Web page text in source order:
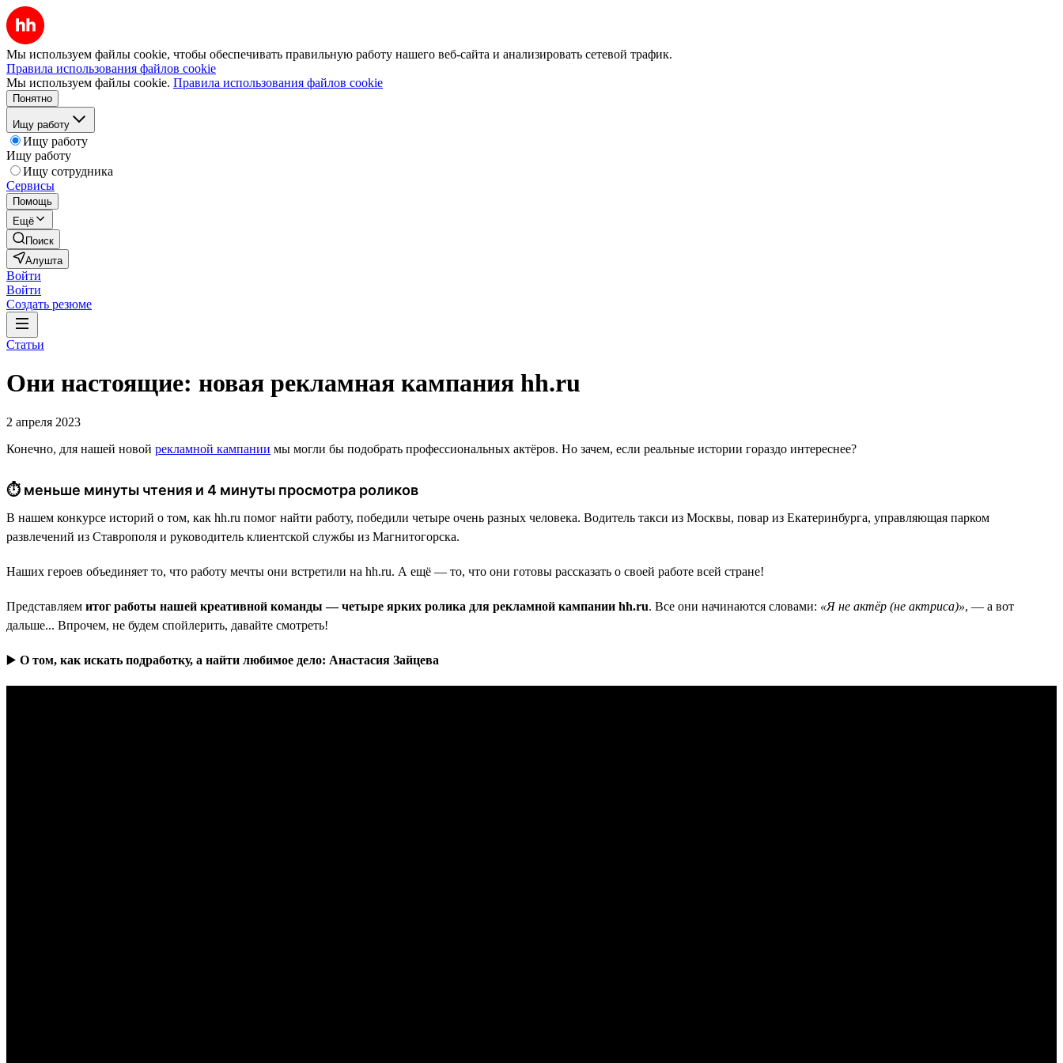
Мы используем файлы cookie, чтобы обеспечивать правильную работу нашего веб-сайта и анализировать сетевой трафик.
Правила использования файлов cookie
Мы используем файлы cookie. Правила использования файлов cookie
Понятно
Ищу работу
Ищу работу
Ищу работу
Ищу сотрудника
Сервисы
Помощь
Ещё
Поиск
Алушта
Войти
Войти
Создать резюме
Статьи
Они настоящие: новая рекламная кампания hh.ru
2 апреля 2023
Конечно, для нашей новой рекламной кампании мы могли бы подобрать профессиональных актёров. Но зачем, если реальные истории гораздо интереснее?
⏱ меньше минуты чтения и 4 минуты просмотра роликов
В нашем конкурсе историй о том, как hh.ru помог найти работу, победили четыре очень разных человека. Водитель такси из Москвы, повар из Екатеринбурга, управляющая парком
развлечений из Ставрополя и руководитель клиентской службы из Магнитогорска.
Наших героев объединяет то, что работу мечты они встретили на hh.ru. А ещё — то, что они готовы рассказать о своей работе всей стране!
Представляем итог работы нашей креативной команды — четыре ярких ролика для рекламной кампании hh.ru. Все они начинаются словами: «Я не актёр (не актриса)», — а вот
дальше... Впрочем, не будем спойлерить, давайте смотреть!
▶️ О том, как искать подработку, а найти любимое дело: Анастасия Зайцева